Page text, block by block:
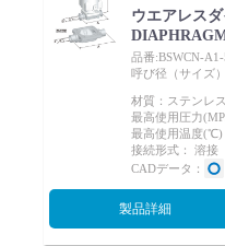
ウエアレス
品番:BSWCN-
呼び径（サイズ
材質：ステンレ
最高使用圧力
最高使用温度
接続形式： 溶接
CADデータ：
製品詳細